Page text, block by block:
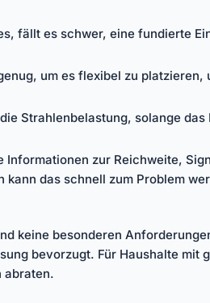
fällt es schwer, eine fundierte
um es flexibel zu platzieren,
Strahlenbelastung, solange
zur Reichweite,
das schnell zum Problem
keine besonderen
bevorzugt. Für Haushalte mit
abraten.